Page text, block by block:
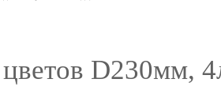
D230мм,